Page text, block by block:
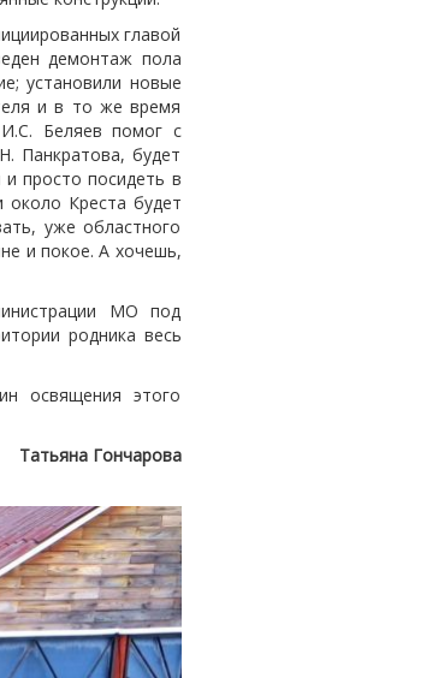
главой
демонтаж пола
установили новые
и в то же время
Беляев помог с
Панкратова, будет
просто посидеть в
около Креста будет
уже областного
и покое. А хочешь,
МО под
родника весь
освящения этого
Татьяна Гончарова